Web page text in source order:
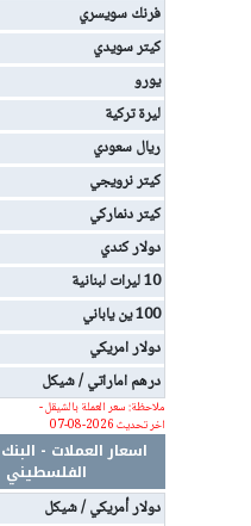
فرنك سويسري
كيتر سويدي
يورو
ليرة تركية
ريال سعودي
كيتر نرويجي
كيتر دنماركي
دولار كندي
10 ليرات لبنانية
100 ين ياباني
دولار امريكي
درهم اماراتي / شيكل
ملاحظة: سعر العملة بالشيقل -
اخر تحديث 2026-08-07
اسعار العملات -
الفلسطيني
دولار أمريكي / شيكل